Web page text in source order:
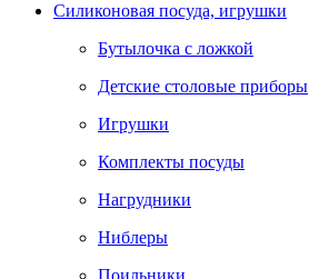
Силиконовая посуда, игрушки
Бутылочка с ложкой
Детские столовые приборы
Игрушки
Комплекты посуды
Нагрудники
Ниблеры
Поильники